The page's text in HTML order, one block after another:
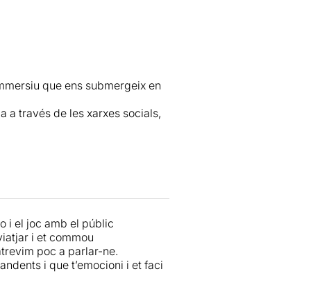
que ens submergeix en
a través de les xarxes socials,
la publicació
el de l'Amanda Todd, el de la
psicològic i emocional
de la importància de la
i el joc amb el públic
i et commou
poc a parlar-ne.
i que t’emocioni i et faci